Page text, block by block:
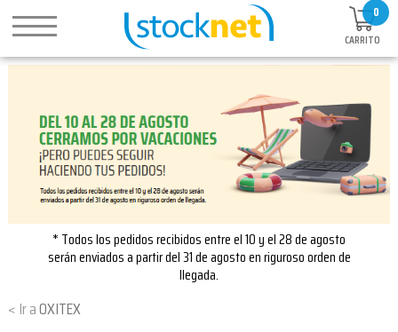
0
CARRITO
* Todos los pedidos recibidos entre el 10 y el 28 de agosto
serán enviados a partir del 31 de agosto en riguroso orden de
llegada.
OXITEX